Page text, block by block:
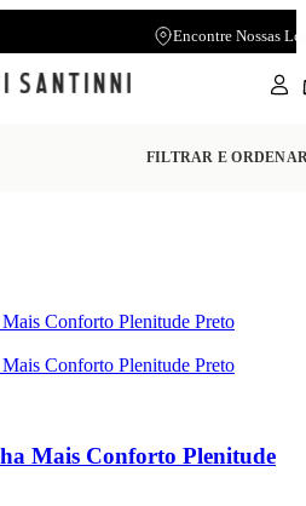
Encontre Nossas
FILTRAR E
Mais Conforto Plenitude